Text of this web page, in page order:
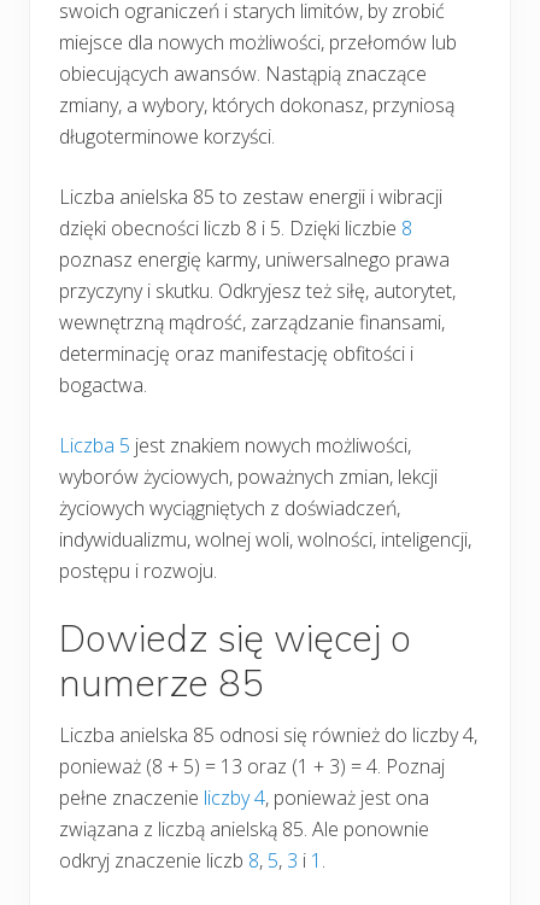
swoich ograniczeń i starych limitów, by zrobić
miejsce dla nowych możliwości, przełomów lub
obiecujących awansów. Nastąpią znaczące
zmiany, a wybory, których dokonasz, przyniosą
długoterminowe korzyści.
Liczba anielska 85 to zestaw energii i wibracji
dzięki obecności liczb 8 i 5. Dzięki liczbie 8
poznasz energię karmy, uniwersalnego prawa
przyczyny i skutku. Odkryjesz też siłę, autorytet,
wewnętrzną mądrość, zarządzanie finansami,
determinację oraz manifestację obfitości i
bogactwa.
Liczba 5 jest znakiem nowych możliwości,
wyborów życiowych, poważnych zmian, lekcji
życiowych wyciągniętych z doświadczeń,
indywidualizmu, wolnej woli, wolności, inteligencji,
postępu i rozwoju.
Dowiedz się więcej o
numerze 85
Liczba anielska 85 odnosi się również do liczby 4,
ponieważ (8 + 5) = 13 oraz (1 + 3) = 4. Poznaj
pełne znaczenie liczby 4, ponieważ jest ona
związana z liczbą anielską 85. Ale ponownie
odkryj znaczenie liczb 8, 5, 3 i 1 .